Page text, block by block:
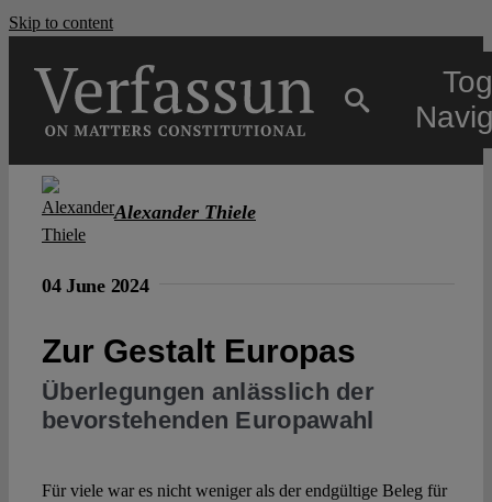
Skip to content
Open Access
Alexander Thiele
04 June 2024
Zur Gestalt Europas
Überlegungen anlässlich der
bevorstehenden Europawahl
Für viele war es nicht weniger als der endgültige Beleg für